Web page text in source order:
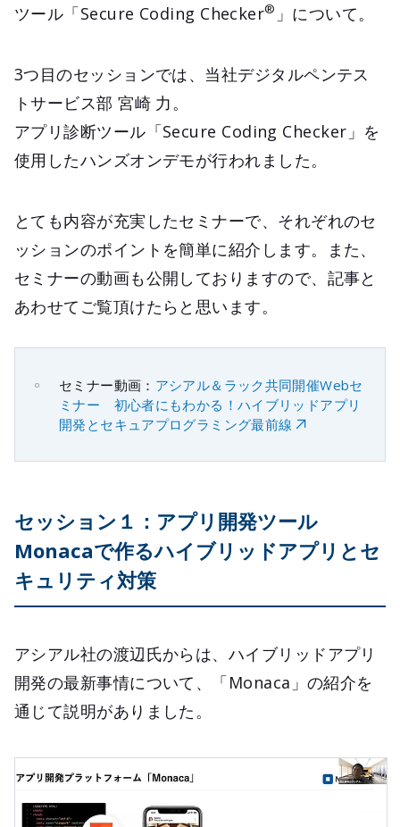
ツール「Secure Coding Checker® 」について。
3つ目のセッションでは、当社デジタルペンテス
トサービス部 宮崎 力。
アプリ診断ツール「Secure Coding Checker」を
使用したハンズオンデモが行われました。
とても内容が充実したセミナーで、それぞれのセ
ッションのポイントを簡単に紹介します。また、
セミナーの動画も公開しておりますので、記事と
あわせてご覧頂けたらと思います。
セミナー動画： アシアル＆ラック共同開催Webセ
ミナー 初心者にもわかる！ハイブリッドアプリ
開発とセキュアプログラミング最前線
セッション１：アプリ開発ツール
Monacaで作るハイブリッドアプリとセ
キュリティ対策
アシアル社の渡辺氏からは、ハイブリッドアプリ
開発の最新事情について、「Monaca」の紹介を
通じて説明がありました。